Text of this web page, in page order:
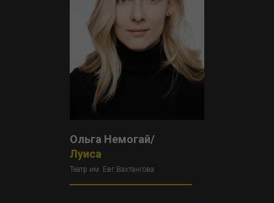
Ольга Немогай/
Луиса
Театр им. Евг.Вахтангова